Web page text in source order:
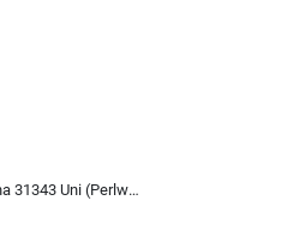
Marburg Vliestapete La Veneziana 31343 Uni (Perlweiß)